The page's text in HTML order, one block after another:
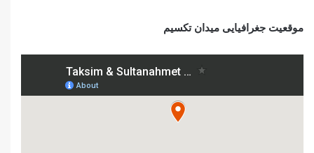
موقعیت جغرافیایی میدان تکسیم